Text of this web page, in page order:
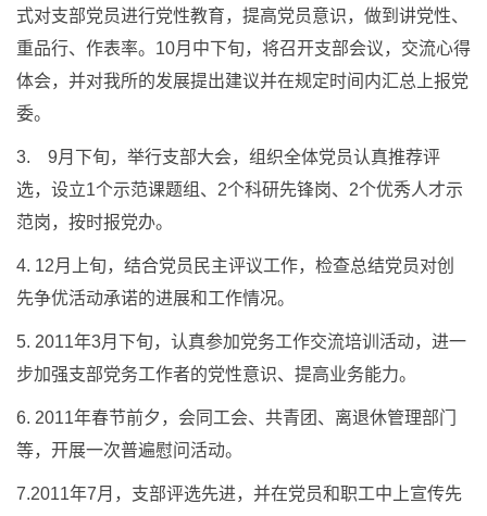
式对支部党员进行党性教育，提高党员意识，做到讲党性、
重品行、作表率。10月中下旬，将召开支部会议，交流心得
体会，并对我所的发展提出建议并在规定时间内汇总上报党
委。
3. 9月下旬，举行支部大会，组织全体党员认真推荐评
选，设立1个示范课题组、2个科研先锋岗、2个优秀人才示
范岗，按时报党办。
4. 12月上旬，结合党员民主评议工作，检查总结党员对创
先争优活动承诺的进展和工作情况。
5. 2011年3月下旬，认真参加党务工作交流培训活动，进一
步加强支部党务工作者的党性意识、提高业务能力。
6. 2011年春节前夕，会同工会、共青团、离退休管理部门
等，开展一次普遍慰问活动。
7.2011年7月，支部评选先进，并在党员和职工中上宣传先